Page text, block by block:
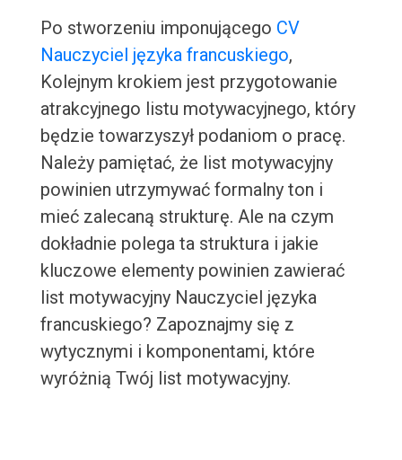
Po stworzeniu imponującego CV
Nauczyciel języka francuskiego,
Kolejnym krokiem jest przygotowanie
atrakcyjnego listu motywacyjnego, który
będzie towarzyszył podaniom o pracę.
Należy pamiętać, że list motywacyjny
powinien utrzymywać formalny ton i
mieć zalecaną strukturę. Ale na czym
dokładnie polega ta struktura i jakie
kluczowe elementy powinien zawierać
list motywacyjny Nauczyciel języka
francuskiego? Zapoznajmy się z
wytycznymi i komponentami, które
wyróżnią Twój list motywacyjny.